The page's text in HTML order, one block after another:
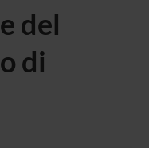
del
di